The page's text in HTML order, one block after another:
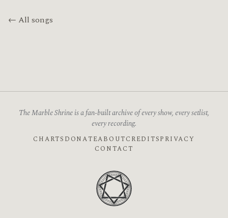
← All songs
The Marble Shrine is a fan-built archive of every show, every setlist,
every recording.
CHARTS DONATEABOUTCREDITSPRIVACY
CONTACT